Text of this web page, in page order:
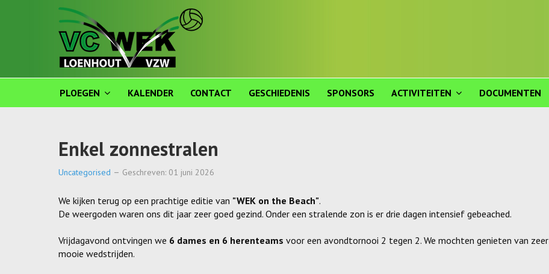
PLOEGEN KALENDER CONTACT GESCHIEDENIS SPONSORS ACTIVITEITEN DOCUMENTEN
Enkel zonnestralen
Uncategorised Geschreven: 01 juni 2026
We kijken terug op een prachtige editie van "WEK on the Beach".
De weergoden waren ons dit jaar zeer goed gezind. Onder een stralende zon is er drie dagen intensief gebeached.
Vrijdagavond ontvingen we 6 dames en 6 herenteams voor een avondtornooi 2 tegen 2. We mochten genieten van zeer
mooie wedstrijden.